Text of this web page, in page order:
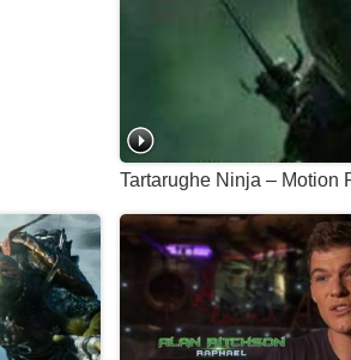
Tartarughe Ninja – Motion